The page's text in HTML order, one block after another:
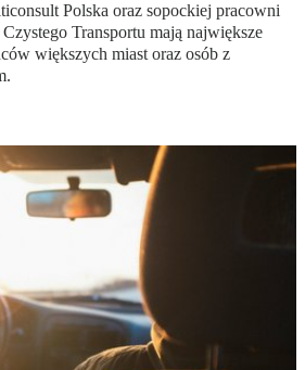
Polska oraz sopockiej pracowni
Transportu mają największe
większych miast oraz osób z